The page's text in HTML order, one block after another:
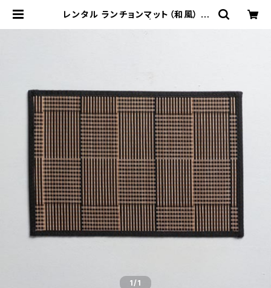
レンタル ランチョンマット（和風） 4
1/1